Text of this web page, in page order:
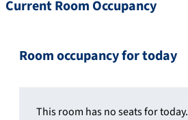
Current Room Occupancy
Room occupancy for today
This room has no seats for today.